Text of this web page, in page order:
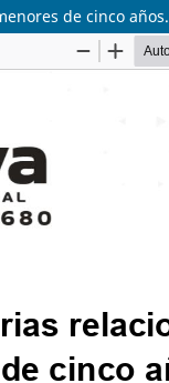
de cinco años.